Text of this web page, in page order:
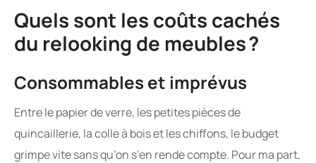
Quels sont les coûts cachés
du relooking de meubles ?
Consommables et imprévus
Entre le papier de verre, les petites pièces de
quincaillerie, la colle à bois et les chiffons, le budget
grimpe vite sans qu’on s’en rende compte. Pour ma part,